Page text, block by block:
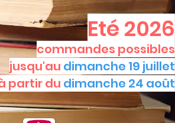
Eté 2026
commandes possibles
jusqu'au dimanche 19 juillet
partir du dimanche 24 août